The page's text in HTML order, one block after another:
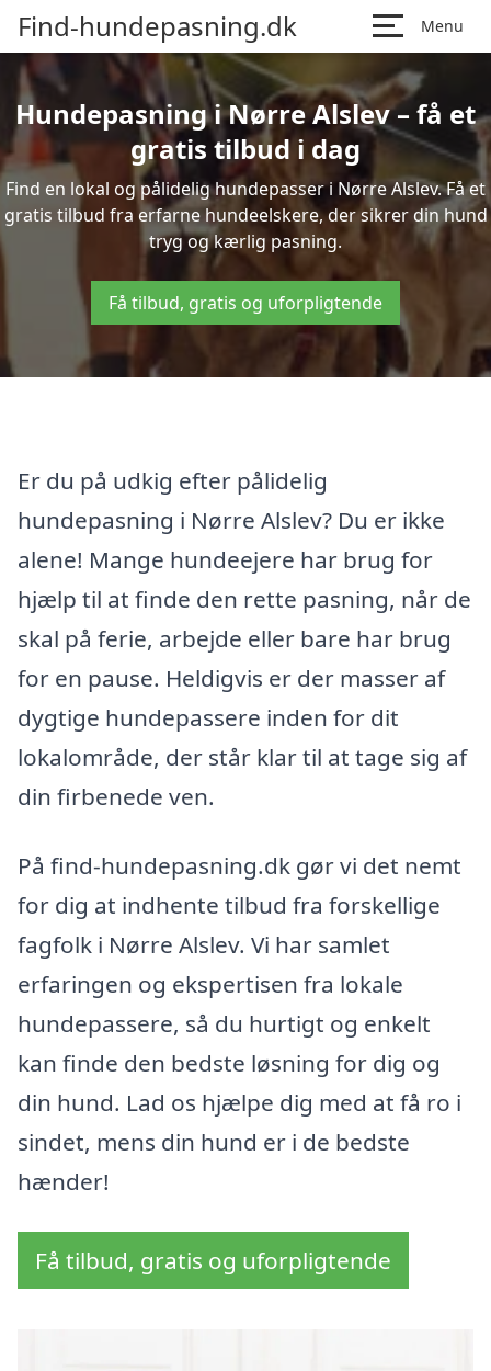
Find-hundepasning.dk Menu
Hundepasning i Nørre Alslev – få et
gratis tilbud i dag
Find en lokal og pålidelig hundepasser i Nørre Alslev. Få et
gratis tilbud fra erfarne hundeelskere, der sikrer din hund
tryg og kærlig pasning.
Få tilbud, gratis og uforpligtende
Er du på udkig efter pålidelig
hundepasning i Nørre Alslev? Du er ikke
alene! Mange hundeejere har brug for
hjælp til at finde den rette pasning, når de
skal på ferie, arbejde eller bare har brug
for en pause. Heldigvis er der masser af
dygtige hundepassere inden for dit
lokalområde, der står klar til at tage sig af
din firbenede ven.
På find-hundepasning.dk gør vi det nemt
for dig at indhente tilbud fra forskellige
fagfolk i Nørre Alslev. Vi har samlet
erfaringen og ekspertisen fra lokale
hundepassere, så du hurtigt og enkelt
kan finde den bedste løsning for dig og
din hund. Lad os hjælpe dig med at få ro i
sindet, mens din hund er i de bedste
hænder!
Få tilbud, gratis og uforpligtende